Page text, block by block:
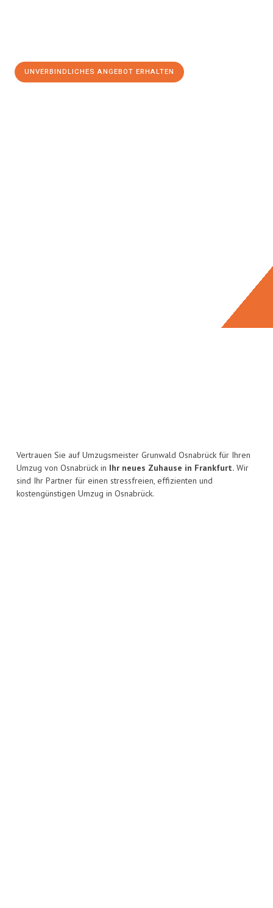
UNVERBINDLICHES ANGEBOT ERHALTEN
Vertrauen Sie auf Umzugsmeister Grunwald Osnabrück für Ihren
Umzug von Osnabrück in Ihr neues Zuhause in Frankfurt. Wir
sind Ihr Partner für einen stressfreien, effizienten und
kostengünstigen Umzug in Osnabrück.